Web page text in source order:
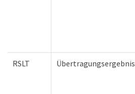
RSLT Übertragungsergebnis